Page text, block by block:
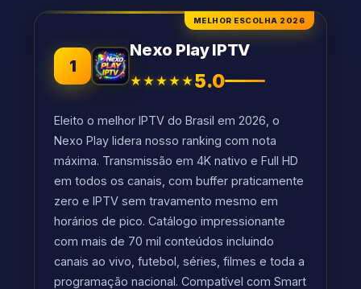
MELHOR ESCOLHA 2026
1
Nexo Play IPTV
★★★★★5.0
Eleito o melhor IPTV do Brasil em 2026, o
Nexo Play lidera nosso ranking com nota
máxima. Transmissão em 4K nativo e Full HD
em todos os canais, com buffer praticamente
zero e IPTV sem travamento mesmo em
horários de pico. Catálogo impressionante
com mais de 70 mil conteúdos incluindo
canais ao vivo, futebol, séries, filmes e toda a
programação nacional. Compatível com Smart